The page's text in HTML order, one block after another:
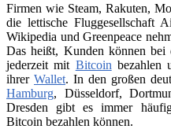
Firmen wie Steam, Rakuten,
die lettische Fluggesellschaft
Wikipedia und Greenpeace
Das heißt, Kunden können bei
jederzeit mit Bitcoin bezahlen
ihrer Wallet. In den großen
Hamburg, Düsseldorf,
Dresden gibt es immer
Bitcoin bezahlen können.